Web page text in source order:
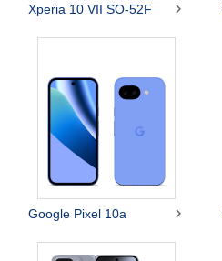
Xperia 10 VII SO-52F 
Google Pixel 10a 